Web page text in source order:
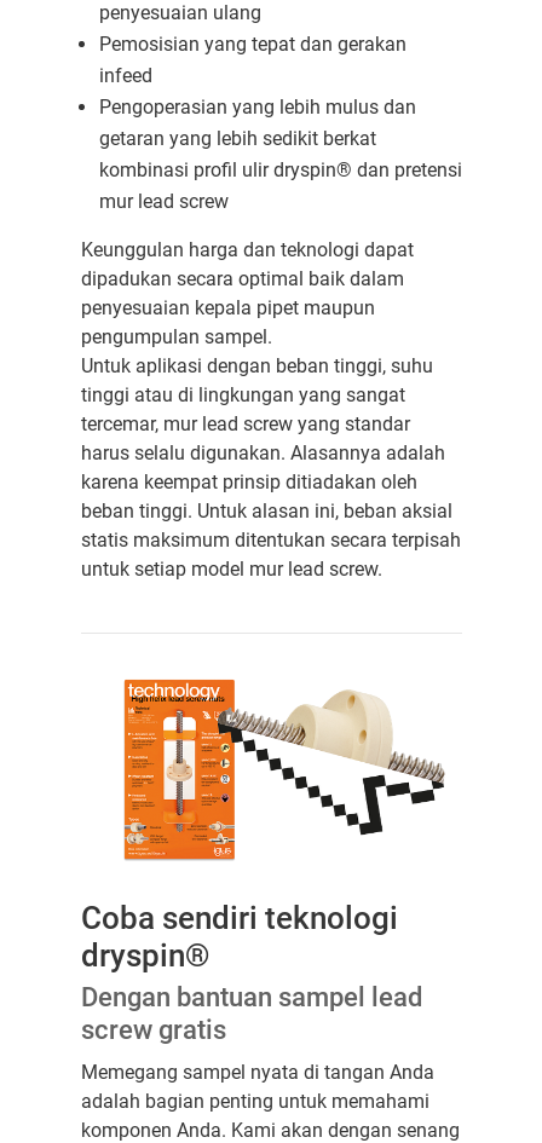
penyesuaian ulang
Pemosisian yang tepat dan gerakan
infeed
Pengoperasian yang lebih mulus dan
getaran yang lebih sedikit berkat
kombinasi profil ulir dryspin® dan pretensi
mur lead screw
Keunggulan harga dan teknologi dapat
dipadukan secara optimal baik dalam
penyesuaian kepala pipet maupun
pengumpulan sampel.
Untuk aplikasi dengan beban tinggi, suhu
tinggi atau di lingkungan yang sangat
tercemar, mur lead screw yang standar
harus selalu digunakan. Alasannya adalah
karena keempat prinsip ditiadakan oleh
beban tinggi. Untuk alasan ini, beban aksial
statis maksimum ditentukan secara terpisah
untuk setiap model mur lead screw.
Coba sendiri teknologi
dryspin®
Dengan bantuan sampel lead
screw gratis
Memegang sampel nyata di tangan Anda
adalah bagian penting untuk memahami
komponen Anda. Kami akan dengan senang